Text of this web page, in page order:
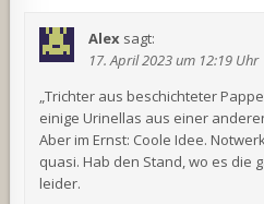
Alex sagt:
17. April 2023 um 12:19 Uhr
„Trichter aus beschichteter
einige Urinellas aus einer
Aber im Ernst: Coole Idee.
quasi. Hab den Stand, wo es die
leider.